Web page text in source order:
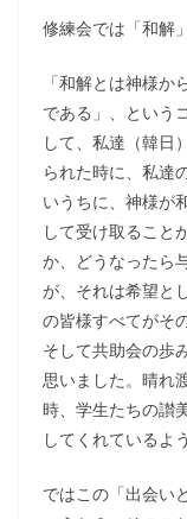
修練会では「和解
「和解とは神様
である」、という
して、私達（韓日
られた時に、私達
いうちに、神様が
して受け取ること
か、どうなったら
が、それは希望と
の皆様すべてがそ
そして共助会の歩
思いました。晴れ
時、学生たちの讃
してくれているよ
ではこの「出会い